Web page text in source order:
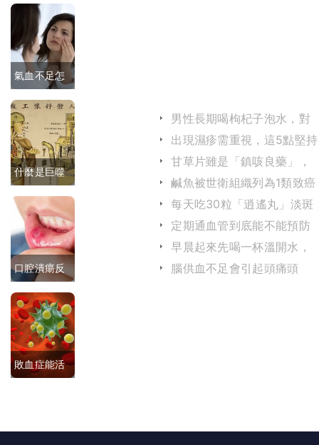
氣血不足怎
麼判斷？3
招補氣養
血，讓你容
光煥發
什麼是巨噬
細胞？巨噬
細胞在人體
內都有哪些
作用？
口腔潰瘍反
復發作，如
何好的快？
還要警惕什
麼？
敗血症能活
男性長期喝枸杞子泡水，對
身體有什麼好處？
出現濕疹需重視，這5點堅持
下去或許能根治濕疹
甘草片雖是「鎮咳良藥」，
但它的危害你知道嗎？
鹹魚被世衛組織列為1類致癌
物，鹹魚還能不能吃？
每天吃30粒「逍遙丸」淡斑
效果會有多大？
定期通血管到底能不能預防
腦中風？
早晨起來先喝一杯溫開水，
是等於喝細菌嗎？
腦供血不足會引起頭痛頭